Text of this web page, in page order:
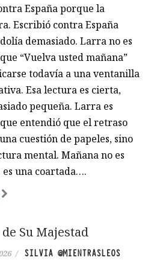
España porque la
Escribió contra España
demasiado. Larra no es
“Vuelva usted mañana”
todavía a una ventanilla
Esa lectura es cierta,
pequeña. Larra es
entendió que el retraso
cuestión de papeles, sino
mental. Mañana no es
es una coartada….
Su Majestad
/ SILVIA @MIENTRASLEOS